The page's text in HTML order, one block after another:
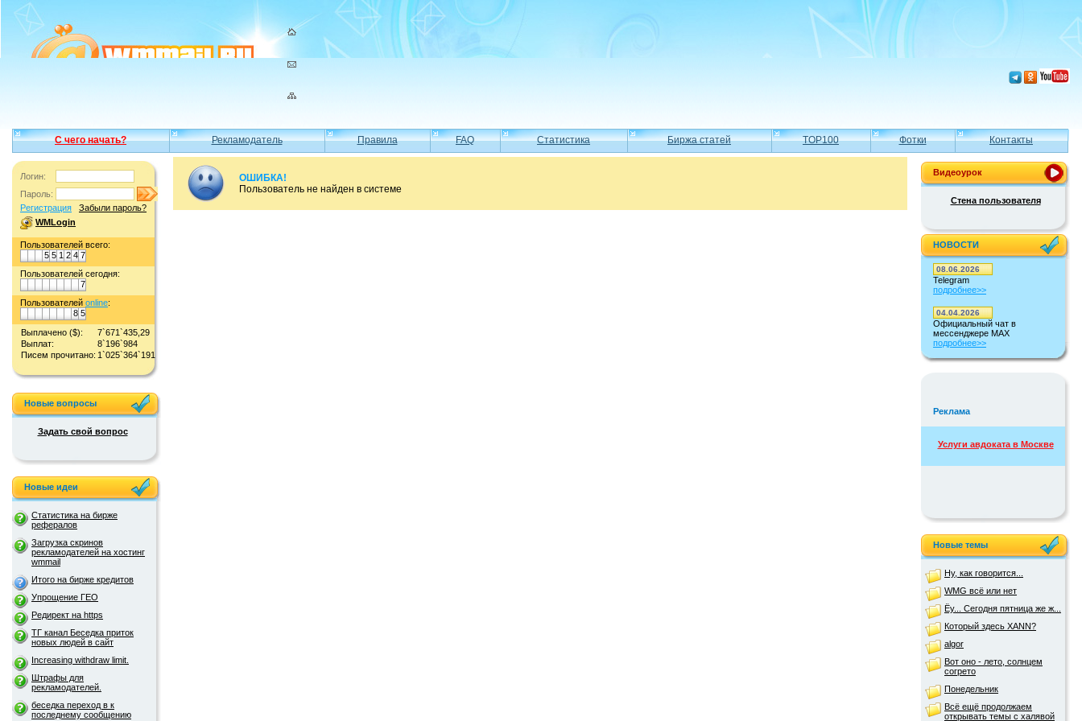
С чего начать? Рекламодатель Правила FAQ Статистика Биржа статей TOP100 Фотки Контакты
Логин:
Пароль:
Регистрация
Забыли пароль?
WMLogin
Пользователей всего:
5 5 1 2 4 7
Пользователей сегодня:
7
Пользователей online:
8 5
Выплачено ($):
7`671`435,29
Выплат:
8`196`984
Писем прочитано: 1`025`364`191
Новые вопросы
Задать свой вопрос
Новые идеи
Статистика на бирже
рефералов
Загрузка скринов
рекламодателей на хостинг
wmmail
Итого на бирже кредитов
Упрощение ГЕО
Редирект на https
ТГ канал Беседка приток
новых людей в сайт
Increasing withdraw limit.
Штрафы для
рекламодателей.
беседка переход в к
последнему сообщению
ОШИБКА!
Пользователь не найден в системе
Видеоурок
Стена пользователя
НОВОСТИ
08.06.2026
Telegram
подробнее>>
04.04.2026
Официальный чат в
мессенджере MAX
подробнее>>
Реклама
Услуги авдоката в Москве
Новые темы
Ну, как говорится...
WMG всё или нет
Ёу... Сегодня пятница же ж...
Который здесь XANN?
algor
Вот оно - лето, солнцем
согрето
Понедельник
Всё ещё продолжаем
открывать темы с халявой